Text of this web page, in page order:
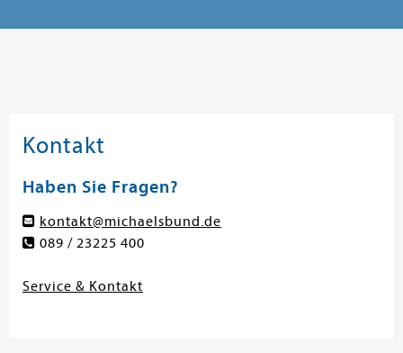
Kontakt
Haben Sie Fragen?
kontakt@michaelsbund.de
089 / 23225 400
Service & Kontakt